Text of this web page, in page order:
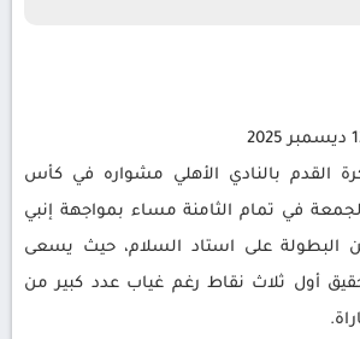
القدم بالنادي الأهلي مشواره في كأس
في تمام الثامنة مساء بمواجهة إنبي
البطولة على استاد السلام، حيث يسعى
أول ثلاث نقاط رغم غياب عدد كبير من